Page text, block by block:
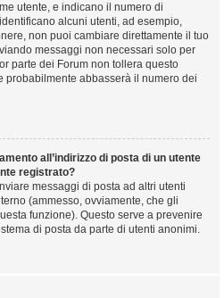
utente, e indicano il numero di
alcuni utenti, ad esempio,
non puoi cambiare direttamente il tuo
messaggi non necessari solo per
parte dei Forum non tollera questo
probabilmente abbasserà il numero dei
all’indirizzo di posta di un utente
registrato?
messaggi di posta ad altri utenti
(ammesso, ovviamente, che gli
funzione). Questo serve a prevenire
di posta da parte di utenti anonimi.